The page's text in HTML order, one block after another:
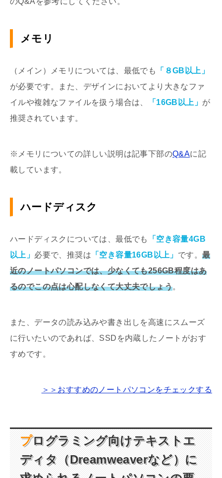
メモリ
（メイン）メモリについては、最低でも
「８GB以上」
が必要です。また、デザインにおいてより大きなファ
イルや複雑なファイルを扱う場合は、
「16GB以上」 が
推奨されています。
※メモリについての詳しい説明は記事下部のQ&Aに記
載しています。
ハードディスク
ハードディスクについては、最低でも
「空き容量4GB
以上」 必要で、推奨は 「空き容量16GB以上」 です。最
近のノートパソコンでは、少なくても256GB程度はあ
るのでこの点は心配しなくて大丈夫でしょう。
また、データの読み込みや書き出しを高速にスムーズ
に行いたいのであれば、SSDを内蔵したノートがおす
すめです。
＞＞おすすめのノートパソコンをチェックする
プログラミング向けテキストエ
ディタ（Dreamweaverなど）に